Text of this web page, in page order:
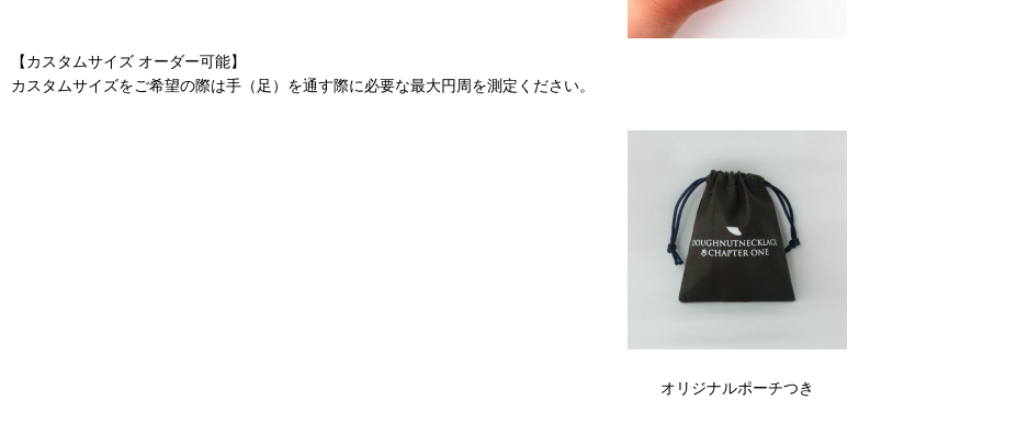
【カスタムサイズ オーダー可能】
カスタムサイズをご希望の際は手（足）を通す際に必要な最大円周を測定ください。
オリジナルポーチつき